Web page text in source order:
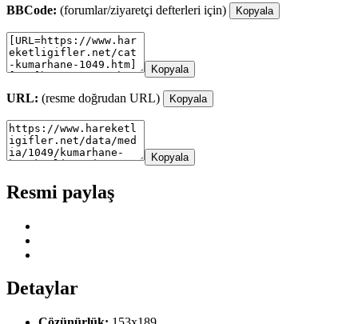
BBCode: (forumlar/ziyaretçi defterleri için) Kopyala
Kopyala
URL: (resme doğrudan URL) Kopyala
Kopyala
Resmi paylaş
Detaylar